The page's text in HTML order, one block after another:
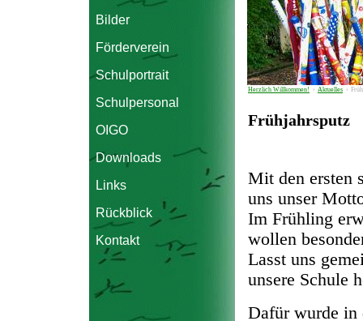
Bilder
Förderverein
Schulportrait
Schulpersonal
OIGO
Downloads
Links
Rückblick
Kontakt
Herzlich Willkommen! › Aktuelles ›
Frühjahrsputz
Mit den ersten
uns unser
Im Frühling
wollen
Lasst uns
unsere Schule
Dafür wurde in